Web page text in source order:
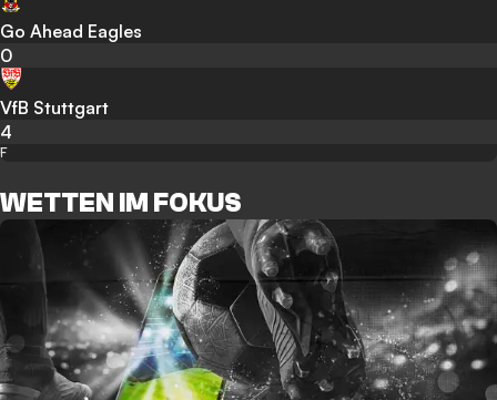
Go Ahead Eagles
0
VfB Stuttgart
4
F
WETTEN IM FOKUS